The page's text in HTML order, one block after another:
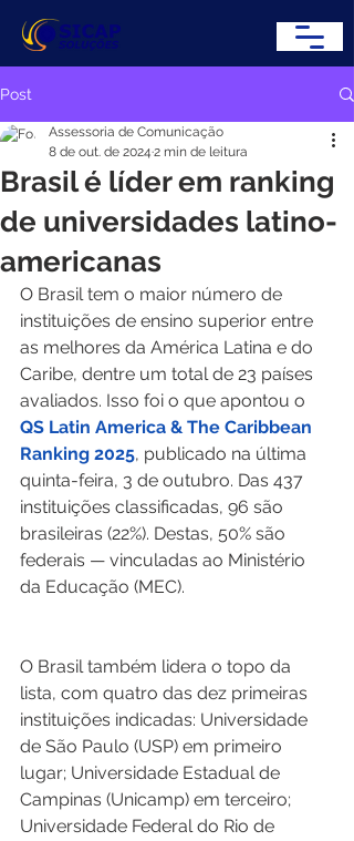
Post
Brasil é líder em ranking
de universidades latino-
americanas
Assessoria de Comunicação
8 de out. de 2024 2 min de leitura
O Brasil tem o maior número de
instituições de ensino superior entre
as melhores da América Latina e do
Caribe, dentre um total de 23 países
avaliados. Isso foi o que apontou o
QS Latin America & The Caribbean
Ranking 2025, publicado na última
quinta-feira, 3 de outubro. Das 437
instituições classificadas, 96 são
brasileiras (22%). Destas, 50% são
federais — vinculadas ao Ministério
da Educação (MEC).
O Brasil também lidera o topo da
lista, com quatro das dez primeiras
instituições indicadas: Universidade
de São Paulo (USP) em primeiro
lugar; Universidade Estadual de
Campinas (Unicamp) em terceiro;
Universidade Federal do Rio de